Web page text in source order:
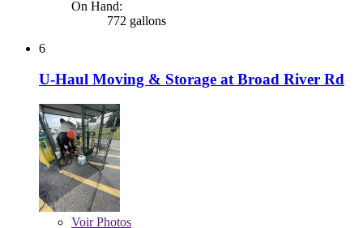
On Hand:
772 gallons
6
U-Haul Moving & Storage at Broad River Rd
VoirPhotos